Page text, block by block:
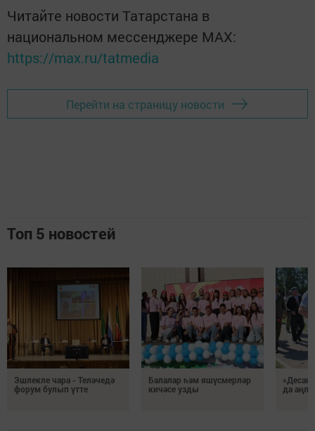
Читайте новости Татарстана в
национальном мессенджере MАХ:
https://max.ru/tatmedia
Перейти на страницу новости
Топ 5 новостей
Эшлекле чара - Теләчедә
форум булып үтте
Балалар һәм яшүсмерләр
кичәсе узды
да